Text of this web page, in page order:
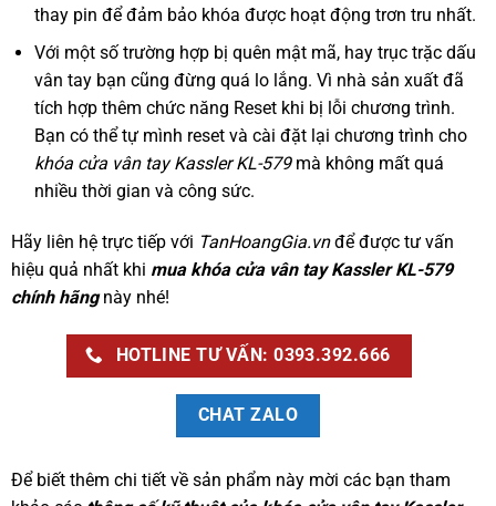
thay pin để đảm bảo khóa được hoạt động trơn tru nhất.
Với một số trường hợp bị quên mật mã, hay trục trặc dấu
vân tay bạn cũng đừng quá lo lắng. Vì nhà sản xuất đã
tích hợp thêm chức năng Reset khi bị lỗi chương trình.
Bạn có thể tự mình reset và cài đặt lại chương trình cho
khóa cửa vân tay Kassler KL-579mà không mất quá
nhiều thời gian và công sức.
Hãy liên hệ trực tiếp với TanHoangGia.vnđể được tư vấn
hiệu quả nhất khi mua khóa cửa vân tay Kassler KL-579
chính hãngnày nhé!
HOTLINE TƯ VẤN: 0393.392.666
CHAT ZALO
Để biết thêm chi tiết về sản phẩm này mời các bạn tham